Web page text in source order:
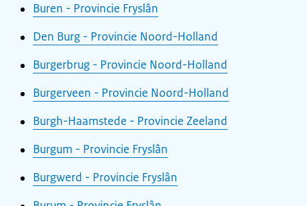
Buren - Provincie Fryslân
Den Burg - Provincie Noord-Holland
Burgerbrug - Provincie Noord-Holland
Burgerveen - Provincie Noord-Holland
Burgh-Haamstede - Provincie Zeeland
Burgum - Provincie Fryslân
Burgwerd - Provincie Fryslân